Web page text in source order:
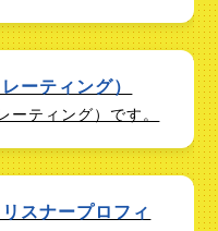
ーティング）
ティング）です。
スナープロフィ